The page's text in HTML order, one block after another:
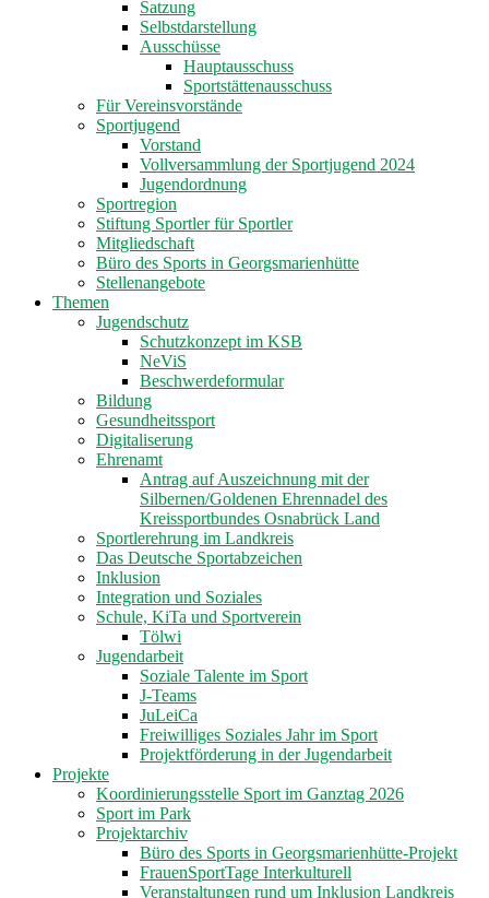
Satzung
Selbstdarstellung
Ausschüsse
Hauptausschuss
Sportstättenausschuss
Für Vereinsvorstände
Sportjugend
Vorstand
Vollversammlung der Sportjugend 2024
Jugendordnung
Sportregion
Stiftung Sportler für Sportler
Mitgliedschaft
Büro des Sports in Georgsmarienhütte
Stellenangebote
Themen
Jugendschutz
Schutzkonzept im KSB
NeViS
Beschwerdeformular
Bildung
Gesundheitssport
Digitaliserung
Ehrenamt
Antrag auf Auszeichnung mit der
Silbernen/Goldenen Ehrennadel des
Kreissportbundes Osnabrück Land
Sportlerehrung im Landkreis
Das Deutsche Sportabzeichen
Inklusion
Integration und Soziales
Schule, KiTa und Sportverein
Tölwi
Jugendarbeit
Soziale Talente im Sport
J-Teams
JuLeiCa
Freiwilliges Soziales Jahr im Sport
Projektförderung in der Jugendarbeit
Projekte
Koordinierungsstelle Sport im Ganztag 2026
Sport im Park
Projektarchiv
Büro des Sports in Georgsmarienhütte-Projekt
FrauenSportTage Interkulturell
Veranstaltungen rund um Inklusion Landkreis